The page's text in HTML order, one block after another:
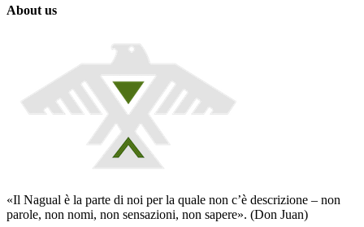
About us
«Il Nagual è la parte di noi per la quale non c’è descrizione – non
parole, non nomi, non sensazioni, non sapere». (Don Juan)